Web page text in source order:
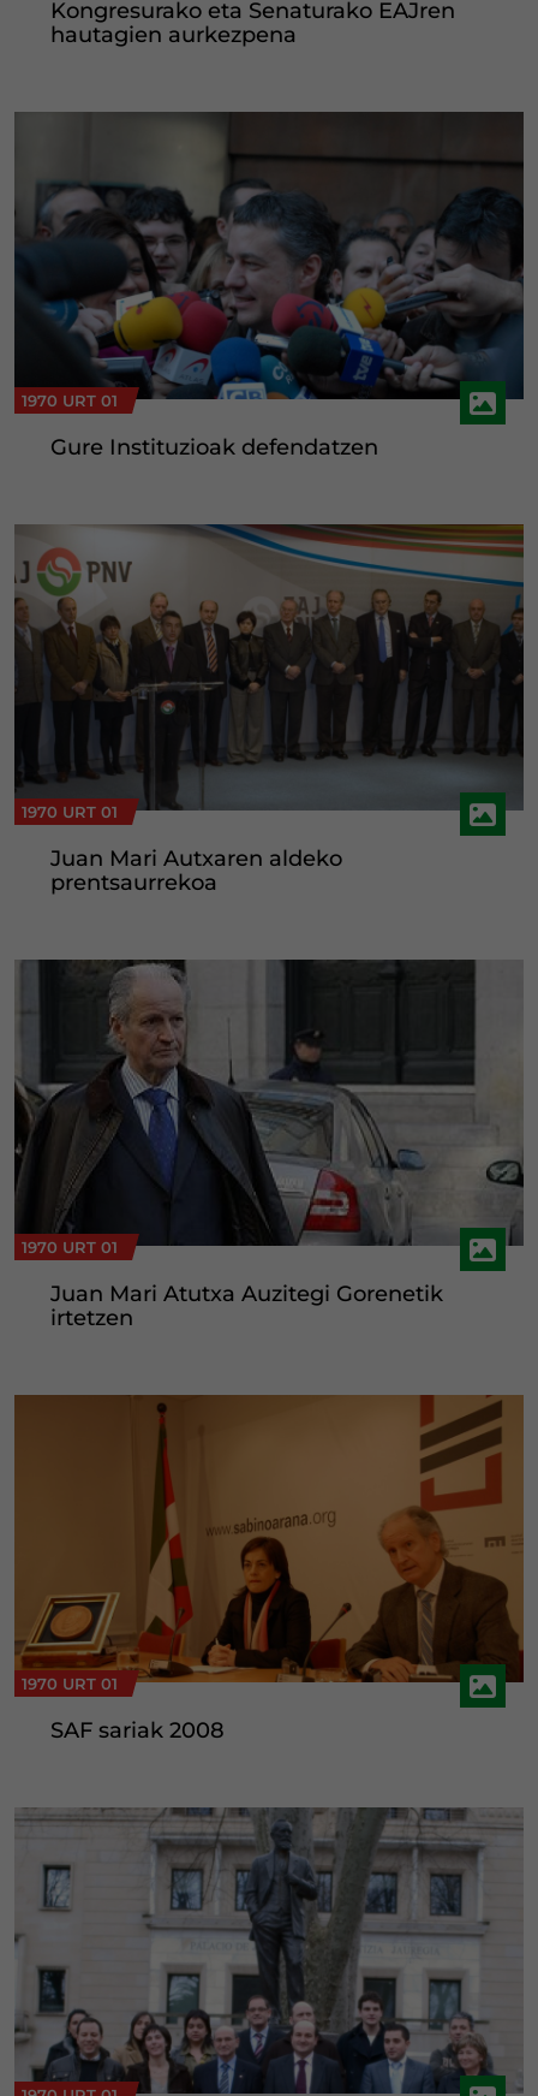
Kongresurako eta Senaturako EAJren
hautagien aurkezpena
1970 URT 01
Gure Instituzioak defendatzen
1970 URT 01
Juan Mari Autxaren aldeko
prentsaurrekoa
1970 URT 01
Juan Mari Atutxa Auzitegi Gorenetik
irtetzen
1970 URT 01
SAF sariak 2008